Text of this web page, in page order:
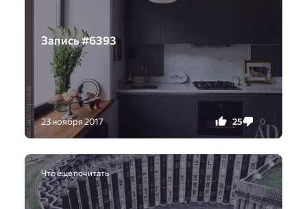
Запись #6393
23 ноября 2017 25 0
Что еще почитать